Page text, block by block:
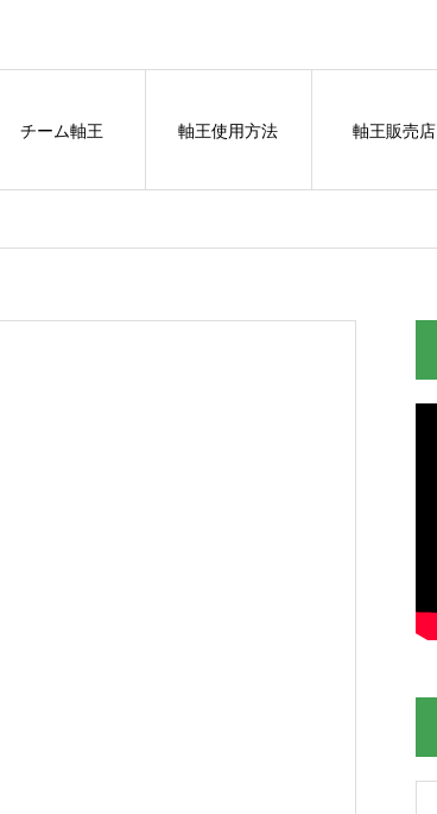
チーム軸王 軸王使用方法 軸王販売店